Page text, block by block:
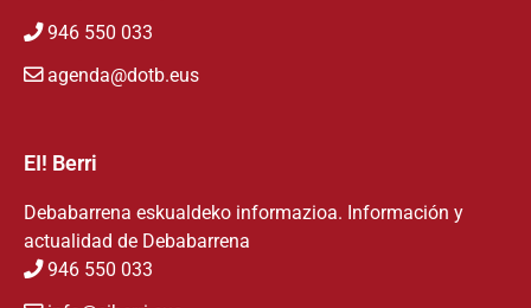
946 550 033
agenda@dotb.eus
EI! Berri
Debabarrena eskualdeko informazioa. Información y
actualidad de Debabarrena
946 550 033